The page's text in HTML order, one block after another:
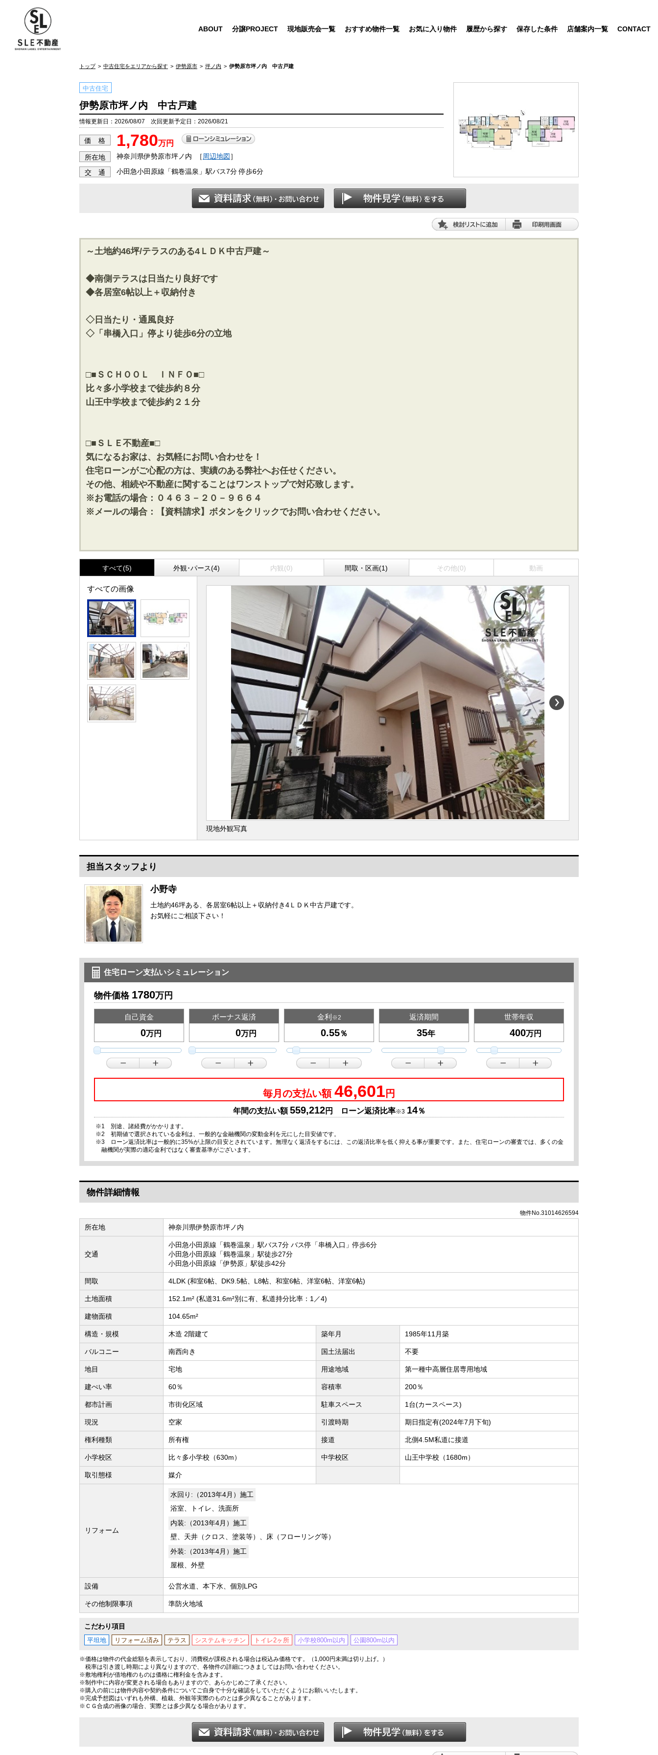
ABOUT 分譲PROJECT 現地販売会一覧 おすすめ物件一覧 お気に入り物件 履歴から探す 保存した条件 店舗案内一覧 CONTACT
トップ 中古住宅をエリアから探す 伊勢原市 坪ノ内 伊勢原市坪ノ内 中古戸建
中古住宅
伊勢原市坪ノ内 中古戸建
情報更新日：2026/08/07 次回更新予定日：2026/08/21
価 格 1,780万円
所在地 神奈川県伊勢原市坪ノ内 ［ 周辺地図 ］
交 通 小田急小田原線「鶴巻温泉」駅バス7分 停歩6分
～土地約46坪/テラスのある4ＬＤＫ中古戸建～
◆南側テラスは日当たり良好です
◆各居室6帖以上＋収納付き
◇日当たり・通風良好
◇「串橋入口」停より徒歩6分の立地
□■ＳＣＨＯＯＬ ＩＮＦＯ■□
比々多小学校まで徒歩約８分
山王中学校まで徒歩約２１分
□■ＳＬＥ不動産■□
気になるお家は、お気軽にお問い合わせを！
住宅ローンがご心配の方は、実績のある弊社へお任せください。
その他、相続や不動産に関することはワンストップで対応致します。
※お電話の場合：０４６３－２０－９６６４
※メールの場合：【資料請求】ボタンをクリックでお問い合わせください。
すべて(5) 外観･パース(4) 内観(0) 間取・区画(1) その他(0) 動画
すべての画像
現地外観写真
担当スタッフより
小野寺
土地約46坪ある、各居室6帖以上＋収納付き4ＬＤＫ中古戸建です。
お気軽にご相談下さい！
住宅ローン支払いシミュレーション
物件価格 1780万円
自己資金
万円
ボーナス返済
万円
金利 ※2
％
返済期間
年
世帯年収
万円
毎月の支払い額 46,601 円
年間の支払い額 559,212円 ローン返済比率※3 14％
※1 別途、諸経費がかかります。
※2 初期値で選択されている金利は、一般的な金融機関の変動金利を元にした目安値です。
※3 ローン返済比率は一般的に35%が上限の目安とされています。無理なく返済をするには、この返済比率を低く抑える事が重要です。また、住宅ローンの審査では、多くの金
融機関が実際の適応金利ではなく審査基準がございます。
物件詳細情報
物件No.31014626594
所在地 神奈川県伊勢原市坪ノ内
交通
小田急小田原線「鶴巻温泉」駅バス7分 バス停「串橋入口」停歩6分
小田急小田原線「鶴巻温泉」駅徒歩27分
小田急小田原線「伊勢原」駅徒歩42分
間取 4LDK (和室6帖、DK9.5帖、L8帖、和室6帖、洋室6帖、洋室6帖)
土地面積 152.1m² (私道31.6m²別に有、私道持分比率：1／4)
建物面積 104.65m²
構造・規模 木造 2階建て 築年月 1985年11月築
バルコニー 南西向き 国土法届出 不要
地目 宅地 用途地域 第一種中高層住居専用地域
建ぺい率 60％ 容積率 200％
都市計画 市街化区域 駐車スペース 1台(カースペース)
現況 空家 引渡時期 期日指定有(2024年7月下旬)
権利種類 所有権 接道 北側4.5M私道に接道
小学校区 比々多小学校（630m） 中学校区 山王中学校（1680m）
取引態様 媒介
リフォーム
水回り:（2013年4月）施工
浴室、トイレ、洗面所
内装:（2013年4月）施工
壁、天井（クロス、塗装等）、床（フローリング等）
外装:（2013年4月）施工
屋根、外壁
設備 公営水道、本下水、個別LPG
その他制限事項 準防火地域
こだわり項目
平坦地 リフォーム済み テラス システムキッチン トイレ2ヶ所 小学校800m以内 公園800m以内
※価格は物件の代金総額を表示しており、消費税が課税される場合は税込み価格です。（1,000円未満は切り上げ。）
税率は引き渡し時期により異なりますので、各物件の詳細につきましてはお問い合わせください。
※敷地権利が借地権のものは価格に権利金を含みます。
※制作中に内容が変更される場合もありますので、あらかじめご了承ください。
※購入の前には物件内容や契約条件についてご自身で十分な確認をしていただくようにお願いいたします。
※完成予想図はいずれも外構、植栽、外観等実際のものとは多少異なることがあります。
※ＣＧ合成の画像の場合、実際とは多少異なる場合があります。